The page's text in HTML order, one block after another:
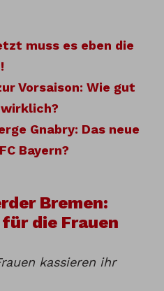
muss es eben die
Vorsaison: Wie gut
wirklich?
Gnabry: Das neue
Bayern?
Bremen:
die Frauen
kassieren ihr